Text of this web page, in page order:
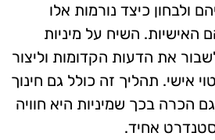
ולבחון כיצד נורמות אלו
האישיות. השיח על מיניות
את הדעות הקדומות וליצור
אישי. תהליך זה כולל גם חינוך
הכרה בכך שמיניות היא חוויה
אחיד.